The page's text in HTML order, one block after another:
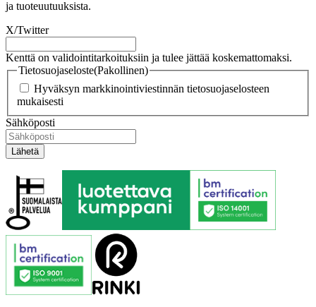
ja tuoteuutuuksista.
X/Twitter
Kenttä on validointitarkoituksiin ja tulee jättää koskemattomaksi.
Tietosuojaseloste(Pakollinen)
Hyväksyn markkinointiviestinnän tietosuojaselosteen
mukaisesti
Sähköposti